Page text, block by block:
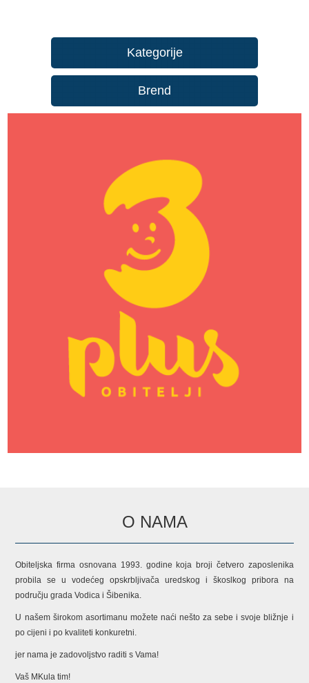
Kategorije
Brend
O NAMA
Obiteljska firma osnovana 1993. godine koja broji četvero zaposlenika
probila se u vodećeg opskrbljivača uredskog i škoslkog pribora na
području grada Vodica i Šibenika.
U našem širokom asortimanu možete naći nešto za sebe i svoje bližnje i
po cijeni i po kvaliteti konkuretni.
jer nama je zadovoljstvo raditi s Vama!
Vaš MKula tim!